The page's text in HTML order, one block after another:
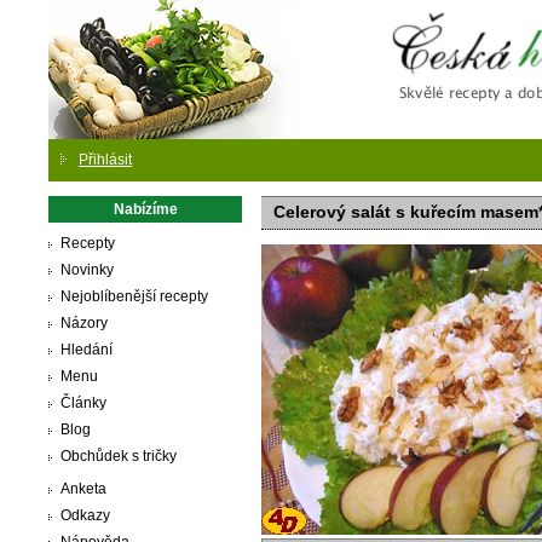
Přihlásit
Nabízíme
Recepty
Novinky
Nejoblíbenější recepty
Názory
Hledání
Menu
Články
Blog
Obchůdek s tričky
Anketa
Odkazy
Celerový salát s kuřecím